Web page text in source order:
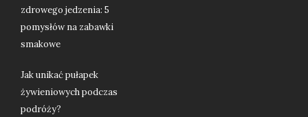
zdrowego jedzenia: 5
pomysłów na zabawki
smakowe
Jak unikać pułapek
żywieniowych podczas
podróży?